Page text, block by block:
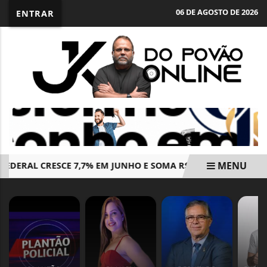
ENTRAR 06 DE AGOSTO DE 2026
CRESCE 7,7% EM JUNHO E SOMA R$ 264,4 BILHÕES
MENU